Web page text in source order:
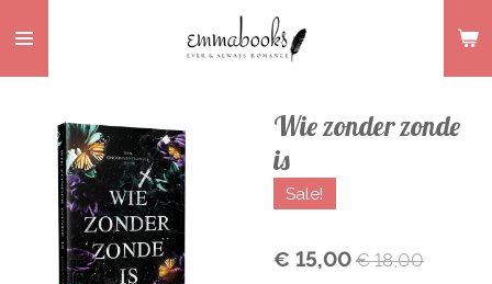
direct
naar
hoofdinhoud
Wie zonder zonde
is
Sale!
€ 15,00 € 18,00